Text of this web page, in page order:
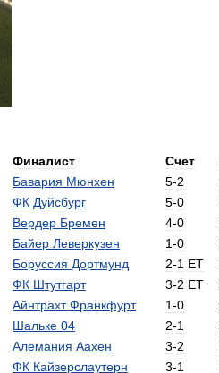
Финалист Счет
Бавария Мюнхен 5-2
ФК Дуйсбург 5-0
Вердер Бремен 4-0
Байер Леверкузен 1-0
Боруссия Дортмунд 2-1 ET
ФК Штутгарт 3-2 ET
Айнтрахт Франкфурт 1-0
Шальке 04 2-1
Алемания Аахен 3-2
ФК Кайзерслаутерн 3-1